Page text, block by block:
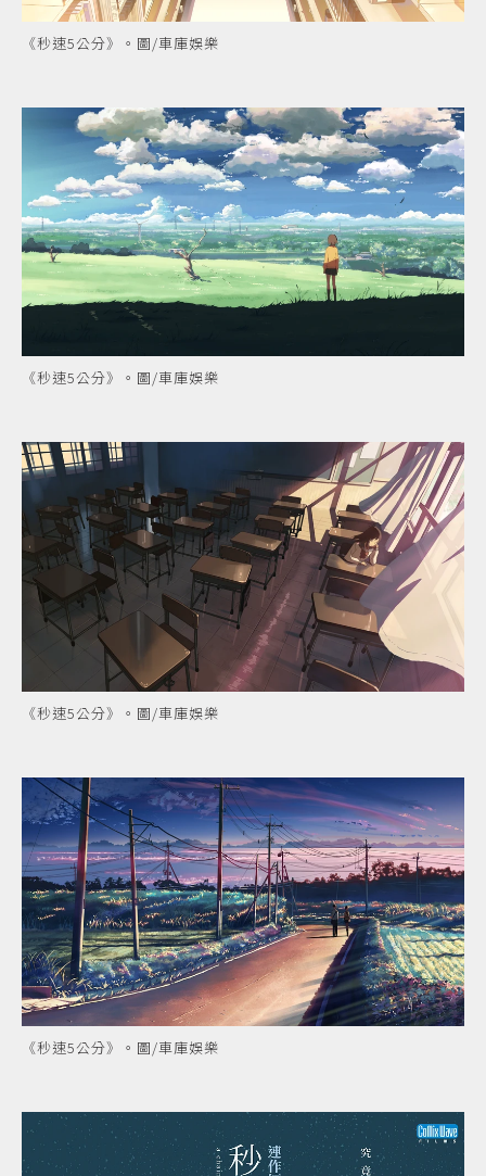
《秒速5公分》。圖/車庫娛樂
《秒速5公分》。圖/車庫娛樂
《秒速5公分》。圖/車庫娛樂
《秒速5公分》。圖/車庫娛樂